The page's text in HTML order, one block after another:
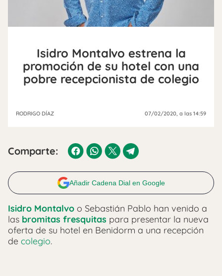
Isidro Montalvo estrena la
promoción de su hotel con una
pobre recepcionista de colegio
RODRIGO DÍAZ 07/02/2020 , a las 14:59
Comparte:
Añadir Cadena Dial en Google
Isidro Montalvo o Sebastián Pablo han venido a
las bromitas fresquitas para presentar la nueva
oferta de su hotel en Benidorm a una recepción
de colegio.